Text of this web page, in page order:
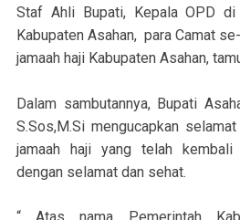
Staf Ahli Bupati, Kepala OPD di
Kabupaten Asahan, para Camat
jamaah haji Kabupaten Asahan,
Dalam sambutannya, Bupati
S.Sos,M.Si mengucapkan
jamaah haji yang telah kembali
dengan selamat dan sehat.